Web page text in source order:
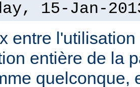
15-Jan-
entre
entière de la
quelconque,